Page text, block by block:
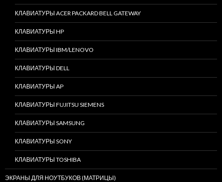
КЛАВИАТУРЫ ACER PACKARD BELL GATEWAY
КЛАВИАТУРЫ HP
КЛАВИАТУРЫ IBM/LENOVO
КЛАВИАТУРЫ DELL
КЛАВИАТУРЫ AP
КЛАВИАТУРЫ FUJITSU SIEMENS
КЛАВИАТУРЫ SAMSUNG
КЛАВИАТУРЫ SONY
КЛАВИАТУРЫ TOSHIBA
ЭКРАНЫ ДЛЯ НОУТБУКОВ (МАТРИЦЫ)